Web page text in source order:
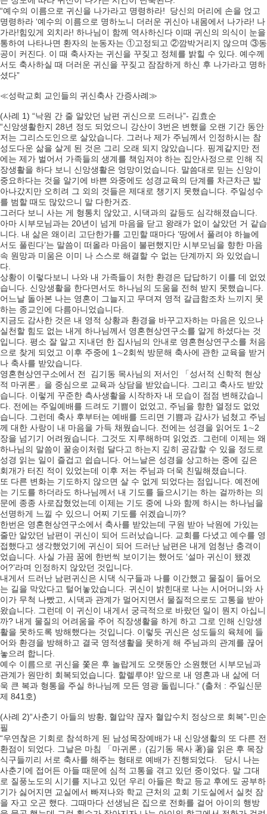
“예수의 이름으로 귀신을 나가라고 명령하라! 당신의 머리에 손을 얹고
명령하라 ‘예수의 이름으로 명하노니 더러운 귀신아 내몸에서 나가라! 나
가라!힘있게 외치라! 하나님이 함께 역사하신다 이때 귀신의 의식이 눈을
통하여 나타나면 환자의 눈동자는 ①고정되고 ②깜박거리지 않으며 ③동
공이 커진다. 이 때 축사자는 귀신을 꾸짖고 정체를 밝힐 수 있다. 예수께
서도 축사하실 때 더러운 귀신을 꾸짖고 잠잠하게 하신 후 나가라고 명하
셨다”
≪성락교회 교인들의 귀신축사 간증사례≫
(사례 1) “낙원 간 줄 알았던 남편 귀신으로 드러나”- 김효순
“신앙생활한지 28년 정도 되었으니 강산이 3번은 변했을 오랜 기간 동안
저는 그리스도인으로 살았습니다. 그러나 제가 주님께서 인정하시는 참
성도다운 삶을 살게 된 것은 그리 오래 되지 않았습니다. 핑계같지만 전
에는 제가 벌어서 가족들의 생계를 책임져야 하는 집안사정으로 인해 직
장생활을 하다 보니 신앙생활은 엉망이었습니다. 말씀대로 믿는 신앙이
중요하다는 것을 알기에 바쁜 와중에도 성경교육의 단계를 차근차근 밟
아나갔지만 오히려 그 외의 것들은 제대로 챙기지 못했습니다. 주일성수
를 범할 때도 많았으니 말 다한거죠.
그러다 보니 사는 게 형통치 않았고, 시댁과의 갈등도 심각해졌습니다.
아마 시부모님과는 20년이 넘게 마음을 닫고 왕래가 없이 살았던 거 같습
니다. 내 삶은 왜이리 고단한가를 고민할 때마다 ‘땅에서 풀려야 하늘에
서도 풀린다’는 말씀이 떠올라 마음이 불편했지만 시부모님을 향한 마음
속 원망과 미움은 이미 나 스스로 해결할 수 없는 단계까지 와 있었습니
다.
상황이 이렇다보니 나와 내 가족들이 처한 환경은 답답하기 이를 데 없었
습니다. 신앙생활을 한다면서도 하나님의 도움을 전혀 받지 못했습니다.
어느날 돌아본 나는 영혼이 그늘지고 무뎌져 영적 갈급함조차 느끼지 못
하는 종교인에 다름아니었습니다.
지금도 감사한 것은 내 영적 상황과 환경을 바꾸고자하는 마음은 있으나
실천할 힘도 없는 내게 하나님께서 영혼현상연구소를 알게 하셨다는 것
입니다. 평소 잘 알고 지내던 한 집사님의 안내로 영혼현상연구소를 처음
으로 찾게 되었고 이후 주중에 1∼2회씩 방문해 축사에 관한 교육을 받거
나 축사를 받았습니다.
영혼현상연구소에서 전 김기동 목사님의 저서인 「성서적 신학적 현상
적 마귀론」을 중심으로 교육과 상담을 받았습니다. 그리고 축사도 받았
습니다. 이렇게 꾸준한 측사생활을 시작하자 내 모습이 점점 변해갔습니
다. 전에는 주일예배를 드려도 기쁨이 없었고, 주님을 향한 열정도 없었
습니다. 그런데 축사 후부터는 예배를 드리면 기쁨과 감사가 넘쳤고 주님
께 대한 사랑이 내 마음을 가득 채웠습니다. 전에는 성경을 읽어도 1∼2
장을 넘기기 어려웠습니다. 그것도 지루해하며 읽었죠. 그런데 이제는 왜
하나님의 말씀이 꿀송이처럼 달다고 하는지 깊히 공감할 수 있을 정도로
성경 읽는 일이 즐겁고 쉽습니다. 어느날은 성경을 상고하는 중에 깊은
회개가 터진 적이 있었는데 이후 저는 주님과 더욱 친밀해졌습니다.
또 다른 변화는 기도하지 않으면 살 수 없게 되었다는 점입니다. 예전에
는 기도를 하더라도 하나님께서 내 기도를 들으시기는 하는 걸까하는 의
문에 종종 사로잡혔었는데 이제는 기도 중에 나와 함께 하시는 하나님을
선명하게 느낄 수 있으니 어찌 기도를 쉬겠습니까?
한번은 영혼현상연구소에서 축사를 받았는데 구원 받아 낙원에 가있는
줄만 알았던 남편이 귀신이 되어 드러났습니다. 교회를 다녔고 예수를 영
접했다고 생각했었기에 귀신이 되어 드러난 남편은 내게 엄청난 충격이
었습니다. 사실 가끔 꿈에 한번씩 보이기는 했어도 ‘설마 귀신이 됐겠
어?’라며 인정하지 않았던 것입니다.
내게서 드러난 남편귀신은 시댁 식구들과 나를 이간했고 물질이 들어오
는 길을 막았다고 털어놓았습니다. 귀신이 밝힌대로 나는 시어머니와 사
이가 무척 나빴고, 시댁과 관계가 멀어지면서 물질적으로도 고통을 받아
왔습니다. 그런데 이 귀신이 내게서 궁극적으로 바랐던 일이 뭔지 아십니
까? 내게 물질의 어려움을 주어 직장생활을 하게 하고 그로 인해 신앙생
활을 못하도록 방해했다는 것입니다. 이렇듯 귀신은 성도들의 육체에 들
어와 환경을 방해하고 결국 영적생활을 못하게 해 주님과의 관계를 끊어
놓으려 합니다.
예수 이름으로 귀신을 쫓은 후 놀랍게도 오랫동안 소원했던 시부모님과
관계가 원만히 회복되었습니다. 할렐루야! 앞으로 내 영혼과 내 삶에 더
욱 큰 복과 형통을 주실 하나님께 모든 영광 돌립니다.“ (출처 : 주일신문
제 841호)
(사례 2)“사춘기 아들의 방황, 혈압약 끊자 혈압수치 정상으로 회복”-민순
필
“우연찮은 기회로 참석하게 된 남성목장예배가 내 신앙생활의 또 다른 전
환점이 되었다. 그날은 마침 「마귀론」(김기동 목사 著)을 읽은 후 목장
식구들끼리 서로 축사를 해주는 형태로 예배가 진행되었다. 당시 나는
사춘기에 접어든 아들 때문에 심적 고통을 겪고 있던 중이었다. 말 그대
로 질풍노도의 시기를 지나고 있던 우리 아들은 학교 등교 후에도 공부하
기가 싫어지면 교실에서 빠져나와 학교 근처의 교회 기도실에서 실컷 잠
을 자고 오곤 했다. 그때마다 선생님은 집으로 전화를 걸어 아이의 행방